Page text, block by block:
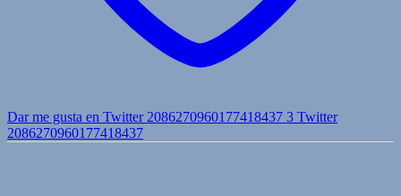
Dar me gusta en Twitter 2086270960177418437 3 Twitter
2086270960177418437